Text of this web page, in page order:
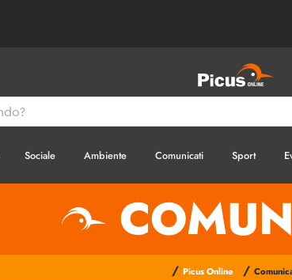
Sociale Ambiente Comunicati Sport
/ Picus Online /